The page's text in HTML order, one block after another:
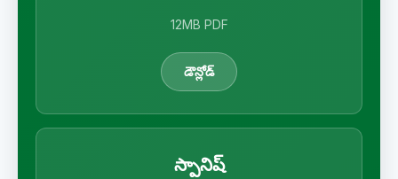
12MB PDF
డౌన్లోడ్
స్పానిష్